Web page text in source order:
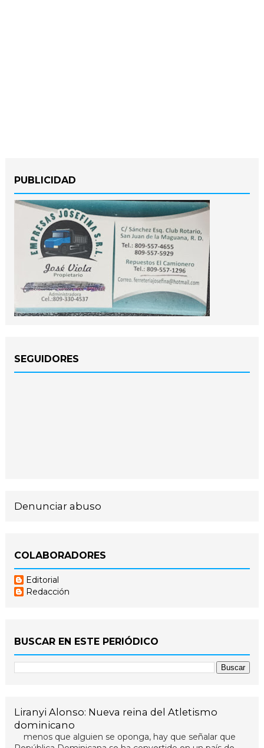
PUBLICIDAD
SEGUIDORES
Denunciar abuso
COLABORADORES
Editorial
Redacción
BUSCAR EN ESTE PERIÓDICO
Liranyi Alonso: Nueva reina del Atletismo
dominicano
menos que alguien se oponga, hay que señalar que